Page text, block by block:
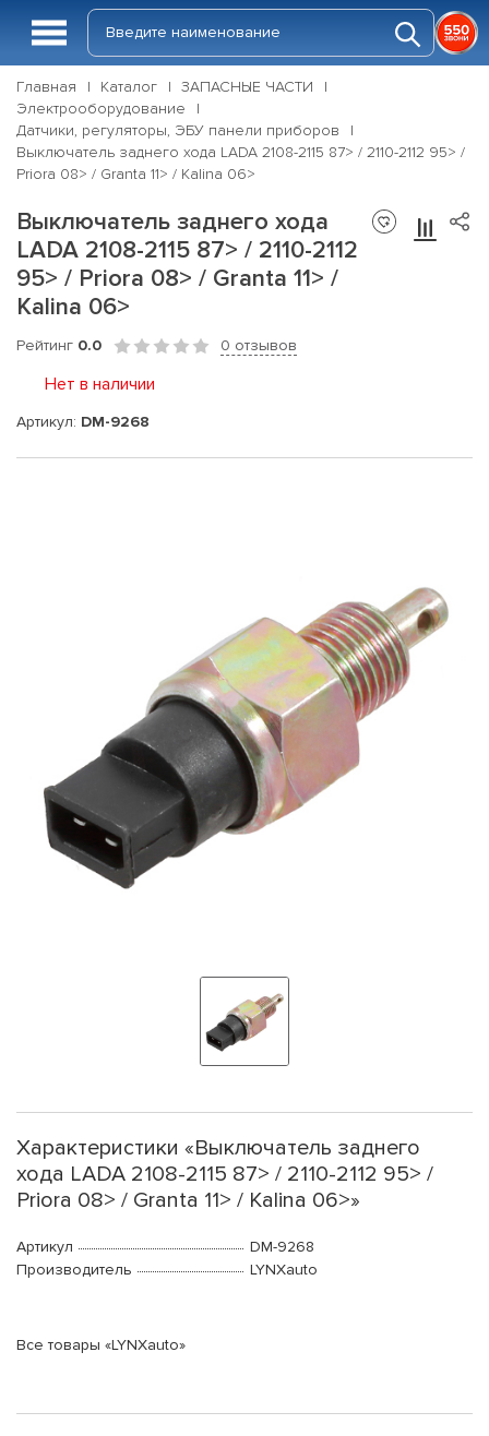
Главная Каталог
ЗАПАСНЫЕ ЧАСТИ
Электрооборудование
Датчики, регуляторы, ЭБУ панели приборов
Выключатель заднего хода LADA 2108-2115 87> / 2110-2112 95> /
Priora 08> / Granta 11> / Kalina 06>
Выключатель заднего хода
LADA 2108-2115 87> / 2110-2112
95> / Priora 08> / Granta 11> /
Kalina 06>
Рейтинг 0.0 0 отзывов
Нет в наличии
Артикул: DM-9268
Характеристики «Выключатель заднего
хода LADA 2108-2115 87> / 2110-2112 95> /
Priora 08> / Granta 11> / Kalina 06>»
Артикул
DM-9268
Производитель
LYNXauto
Все товары «LYNXauto»